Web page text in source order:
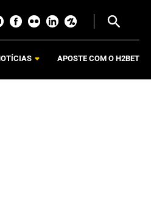
APOSTE COM O H2BET